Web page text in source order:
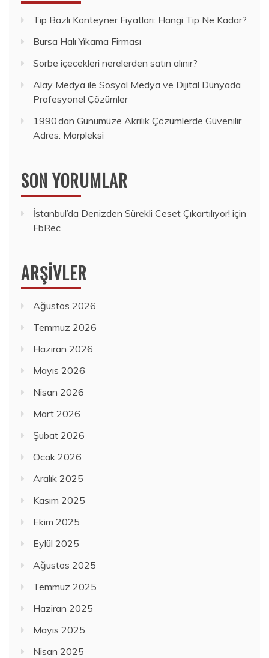
Tip Bazlı Konteyner Fiyatları: Hangi Tip Ne Kadar?
Bursa Halı Yıkama Firması
Sorbe içecekleri nerelerden satın alınır?
Alay Medya ile Sosyal Medya ve Dijital Dünyada
Profesyonel Çözümler
1990’dan Günümüze Akrilik Çözümlerde Güvenilir
Adres: Morpleksi
SON YORUMLAR
İstanbul’da Denizden Sürekli Ceset Çıkartılıyor! için
FbRec
ARŞIVLER
Ağustos 2026
Temmuz 2026
Haziran 2026
Mayıs 2026
Nisan 2026
Mart 2026
Şubat 2026
Ocak 2026
Aralık 2025
Kasım 2025
Ekim 2025
Eylül 2025
Ağustos 2025
Temmuz 2025
Haziran 2025
Mayıs 2025
Nisan 2025